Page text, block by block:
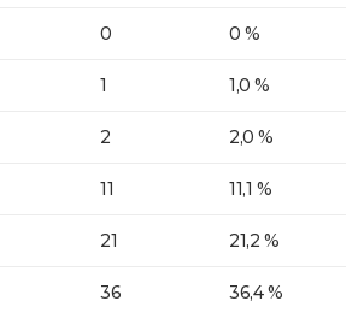
0 0 %
1 1,0 %
2 2,0 %
11 11,1 %
21 21,2 %
36 36,4 %